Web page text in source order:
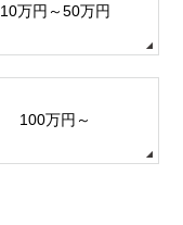
10万円～50万円
100万円～